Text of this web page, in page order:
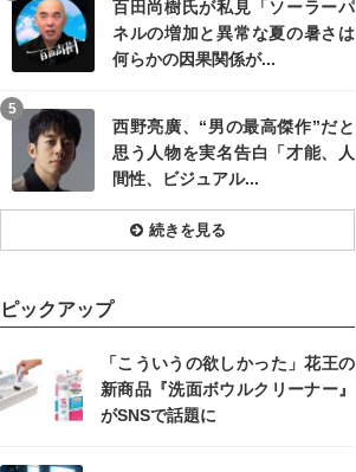
百田尚樹氏が私見「ソーラーパ
ネルの増加と異常な夏の暑さは
何らかの因果関係が...
西野亮廣、“男の最高傑作”だと
思う人物を実名告白「才能、人
間性、ビジュアル...
5
続きを見る
ピックアップ
「こういうの欲しかった」花王の
新商品『洗面ボウルクリーナー』
がSNSで話題に